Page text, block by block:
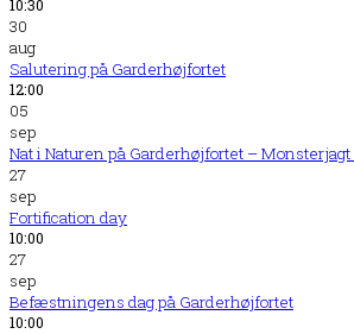
10:30
30
aug
Salutering på Garderhøjfortet
12:00
05
sep
Nat i Naturen på Garderhøjfortet –
27
sep
Fortification day
10:00
27
sep
Befæstningens dag på Garderhøjfortet
10:00